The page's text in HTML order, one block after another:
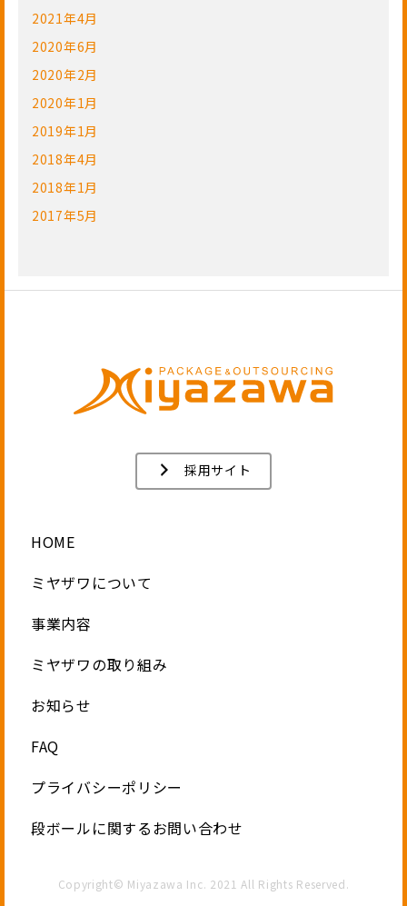
2021年4月
2020年6月
2020年2月
2020年1月
2019年1月
2018年4月
2018年1月
2017年5月
採用サイト
HOME
ミヤザワについて
事業内容
ミヤザワの取り組み
お知らせ
FAQ
プライバシーポリシー
段ボールに関するお問い合わせ
Copyright© Miyazawa Inc. 2021 All Rights Reserved.